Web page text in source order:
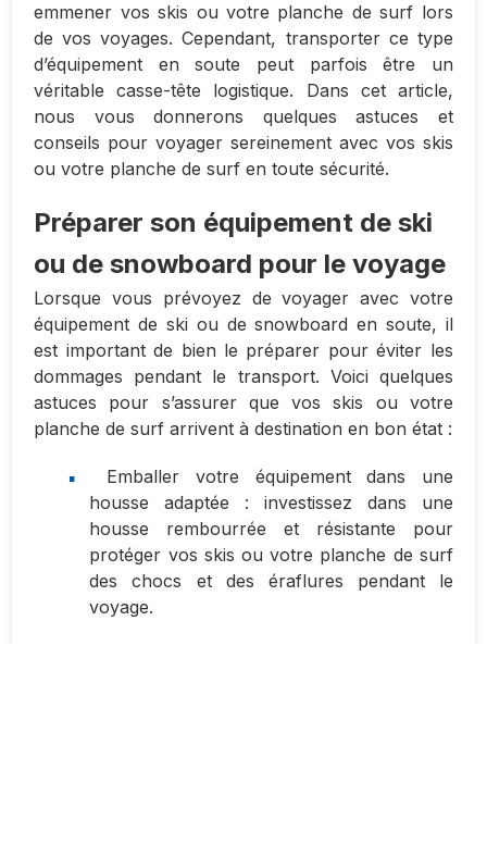
emmener vos skis ou votre planche de surf lors
de vos voyages. Cependant, transporter ce type
d’équipement en soute peut parfois être un
véritable casse-tête logistique. Dans cet article,
nous vous donnerons quelques astuces et
conseils pour voyager sereinement avec vos skis
ou votre planche de surf en toute sécurité.
Préparer son équipement de ski
ou de snowboard pour le voyage
Lorsque vous prévoyez de voyager avec votre
équipement de ski ou de snowboard en soute, il
est important de bien le préparer pour éviter les
dommages pendant le transport. Voici quelques
astuces pour s’assurer que vos skis ou votre
planche de surf arrivent à destination en bon état :
Emballer votre équipement dans une
housse adaptée : investissez dans une
housse rembourrée et résistante pour
protéger vos skis ou votre planche de surf
des chocs et des éraflures pendant le
voyage.